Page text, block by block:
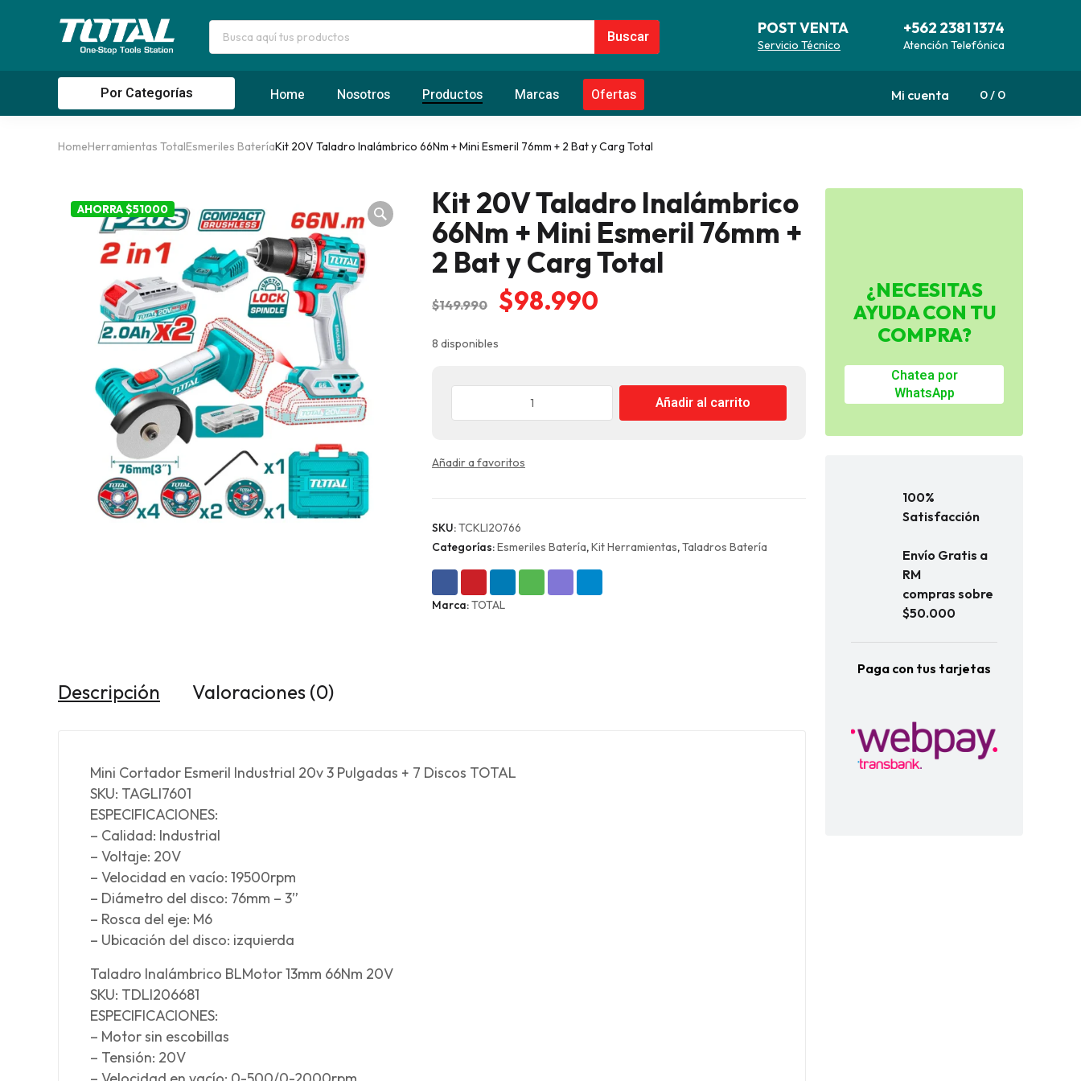
POST VENTA
Servicio Técnico
+562 2381 1374
Atención Telefónica
0 0
Mi cuenta
Por Categorías Home Nosotros Productos Marcas Ofertas
HomeHerramientas TotalEsmeriles BateríaKit 20V Taladro Inalámbrico 66Nm + Mini Esmeril 76mm + 2 Bat y Carg Total
AHORRA $51000
Kit 20V Taladro Inalámbrico
66Nm + Mini Esmeril 76mm +
2 Bat y Carg Total
$149.990
El
original
$149.990.
$98.990
$98.990.
8 disponibles
66Nm
76mm
+
2
y
Añadir al carrito
Añadir a favoritos
SKU:TCKLI20766
Categorías:Esmeriles Batería,Kit Herramientas,Taladros Batería
Marca:TOTAL
Descripción Valoraciones (0)
Mini Cortador Esmeril Industrial 20v 3 Pulgadas + 7 Discos TOTAL
SKU: TAGLI7601
ESPECIFICACIONES:
– Calidad: Industrial
– Voltaje: 20V
– Velocidad en vacío: 19500rpm
– Diámetro del disco: 76mm – 3”
– Rosca del eje: M6
– Ubicación del disco: izquierda
Taladro Inalámbrico BLMotor 13mm 66Nm 20V
SKU: TDLI206681
ESPECIFICACIONES:
– Motor sin escobillas
– Tensión: 20V
¿NECESITAS
AYUDA CON TU
COMPRA?
Chatea por
WhatsApp
100%
Satisfacción
Envío Gratis a
RM
compras sobre
$50.000
Paga con tus tarjetas